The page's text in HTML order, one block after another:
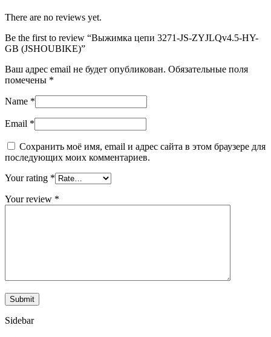
There are no reviews yet.
Be the first to review “Выжимка цепи 3271-JS-ZYJLQv4.5-HY-
GB (JSHOUBIKE)”
Ваш адрес email не будет опубликован. Обязательные поля
помечены *
Name *
Email *
Сохранить моё имя, email и адрес сайта в этом браузере для
последующих моих комментариев.
Your rating *
Your review *
Sidebar